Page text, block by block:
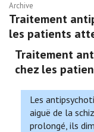
Archive
Traitement
les patients
Traitement
chez les
Les
aiguë de la
prolongé, ils